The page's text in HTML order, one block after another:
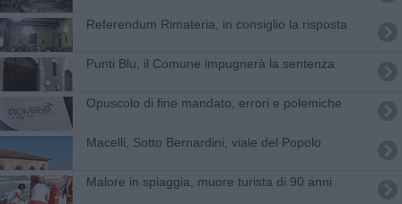
Referendum Rimateria, in consiglio la risposta
Punti Blu, il Comune impugnerà la sentenza
Opuscolo di fine mandato, errori e polemiche
Macelli, Sotto Bernardini, viale del Popolo
Malore in spiaggia, muore turista di 90 anni